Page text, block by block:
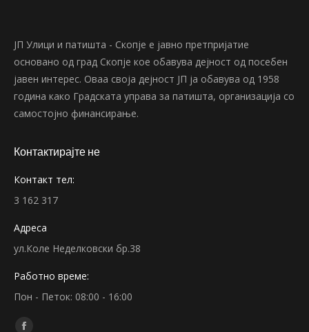
ЈП Улици и патишта - Скопје е јавно претпријатие
основано од град Скопје кое обавува дејност од посебен
јавен интерес. Оваа своја дејност ЈП ја обавува од 1958
година како Градската управа за патишта, организација со
самостојно финансирање.
Контактирајте не
Контакт тел:
3 162 317
Адреса
ул.Коле Неделковски бр.38
Работно време:
Пон - Петок: 08:00 - 16:00
Find us on: